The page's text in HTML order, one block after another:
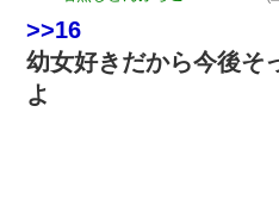
>>16
幼女好きだから今後そ
よ